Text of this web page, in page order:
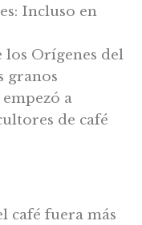
Incluso en
los Orígenes del
granos
a
de café
café fuera más